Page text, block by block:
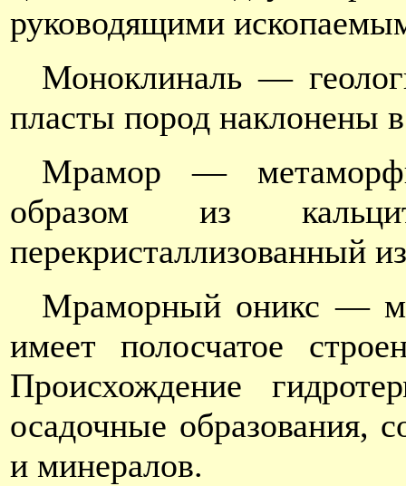
руководящими
Моноклиналь —
пласты пород наклонены
Мрамор —
образом из
перекристаллизованный
Мраморный оникс —
имеет полосчатое
Происхождение
осадочные образования,
и минералов.